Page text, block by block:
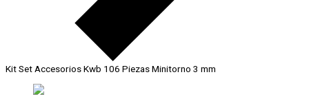
Kit Set Accesorios Kwb 106 Piezas Minitorno 3 mm